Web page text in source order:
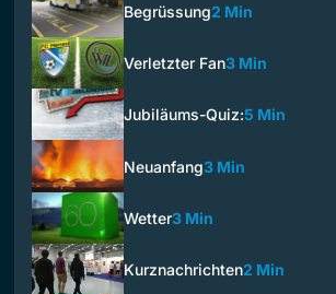
Begrüssung2 Min
Verletzter Fan3 Min
Jubiläums-Quiz:5 Min
Neuanfang3 Min
Wetter3 Min
Kurznachrichten2 Min